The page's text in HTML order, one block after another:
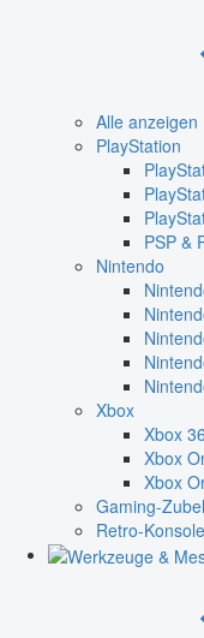
Alle anzeigen
PlayStation
PSP &
Nintendo
Xbox
Xbox
Xbox
Xbox
Gaming-
Retro-